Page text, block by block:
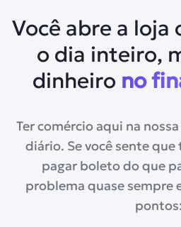
Você abre a loja
o dia inteiro,
dinheiro no
Ter comércio aqui na
diário. Se você sente
pagar boleto do que
problema quase sempre
pontos: